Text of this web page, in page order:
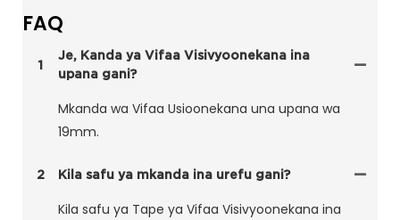
FAQ
1
Je, Kanda ya Vifaa Visivyoonekana ina
upana gani?
Mkanda wa Vifaa Usioonekana una upana wa
19mm.
2 Kila safu ya mkanda ina urefu gani?
Kila safu ya Tape ya Vifaa Visivyoonekana ina